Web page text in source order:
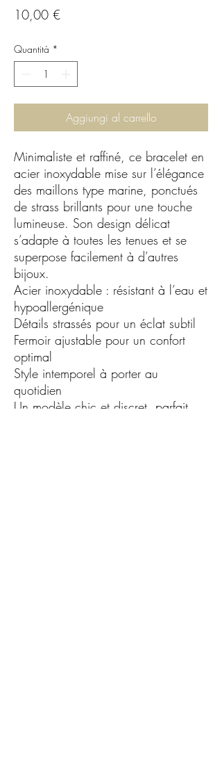
10,00 €
Quantità *
Aggiungi al carrello
Minimaliste et raffiné, ce bracelet en
acier inoxydable mise sur l’élégance
des maillons type marine, ponctués
de strass brillants pour une touche
lumineuse. Son design délicat
s’adapte à toutes les tenues et se
superpose facilement à d’autres
bijoux.
Acier inoxydable : résistant à l’eau et
hypoallergénique
Détails strassés pour un éclat subtil
Fermoir ajustable pour un confort
optimal
Style intemporel à porter au
quotidien
Un modèle chic et discret, parfait